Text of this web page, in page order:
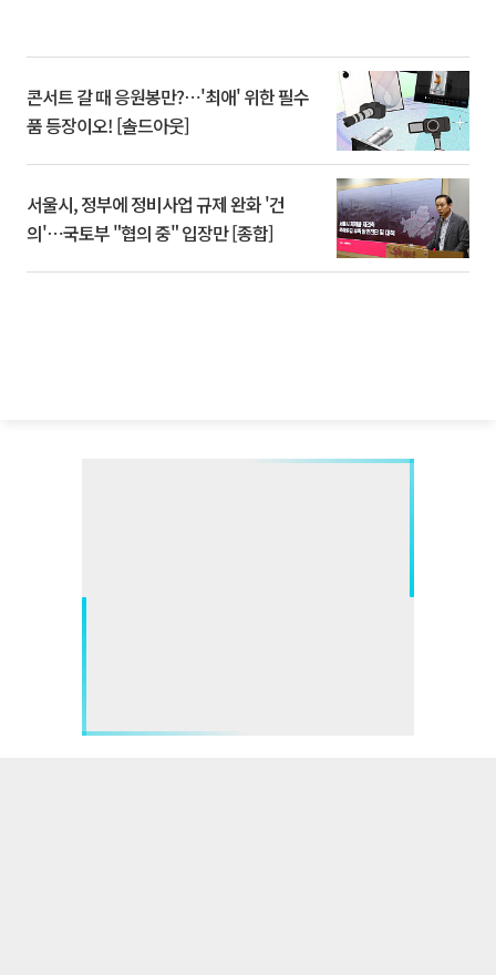
콘서트 갈 때 응원봉만?⋯'최애' 위한 필수
품 등장이오! [솔드아웃]
서울시, 정부에 정비사업 규제 완화 '건
의'⋯국토부 "협의 중" 입장만 [종합]